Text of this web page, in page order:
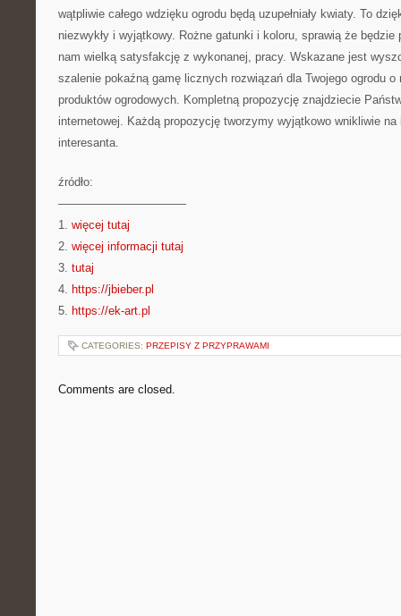
wątpliwie całego wdzięku ogrodu będą uzupełniały kwiaty. To
niezwykły i wyjątkowy. Rożne gatunki i koloru, sprawią że będzie
nam wielką satysfakcję z wykonanej, pracy. Wskazane jest
szalenie pokaźną gamę licznych rozwiązań dla Twojego ogrodu
produktów ogrodowych. Kompletną propozycję znajdziecie
internetowej. Każdą propozycję tworzymy wyjątkowo wnikliwie na
interesanta.
źródło:
———————————
1. więcej tutaj
2. więcej informacji tutaj
3. tutaj
4. https://jbieber.pl
5. https://ek-art.pl
CATEGORIES: PRZEPISY Z PRZYPRAWAMI
Comments are closed.